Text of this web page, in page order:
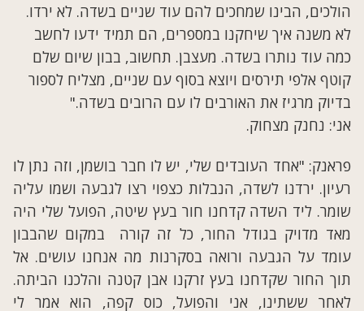
הולכים, הבינו שמחכים להם עוד שניים בשדה. לא ירדו.
לא משנה איך שיחקנו במספרים, הם תמיד ידעו לחשב
כמה עוד נותרו בשדה. מעצבן. תחשוב, בבון שיום שלם
קוטף אלפי תירסים ויוצא בסוף עם שניים, מצליח לספור
בדיוק מרגיז את האורבים לו עם הרובים בשדה."
אני: נחנק מצחוק.
פראנק: "אחד העובדים שלי, יש לו חבר בושמן, וזה נתן לו
רעיון. ירדנו לשדה, הנבלות כצפוי רצו לגבעה ושמו עליה
שומר. ליד השדה קדחנו חור בעץ שיטה, הפועל שלי היה
מאד מדויק בגודל החור, כל זה קורה במקום שהבבון
עומד על הגבעה ורואה בסקרנות מה אנחנו עושים. אל
תוך החור שקדחנו בעץ זרקנו אבן קטנה והלכנו הביתה.
לאחר ששתינו, אני והפועל, כוס קפה, הוא אמר לי